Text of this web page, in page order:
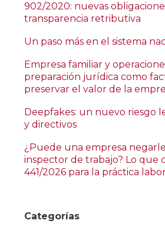
902/2020: nuevas
transparencia retributiva
Un paso más en el sistema
Empresa familiar y
preparación jurídica como
preservar el valor de la
Deepfakes: un nuevo riesgo
y directivos
¿Puede una empresa
inspector de trabajo? Lo que
441/2026 para la práctica
Categorías